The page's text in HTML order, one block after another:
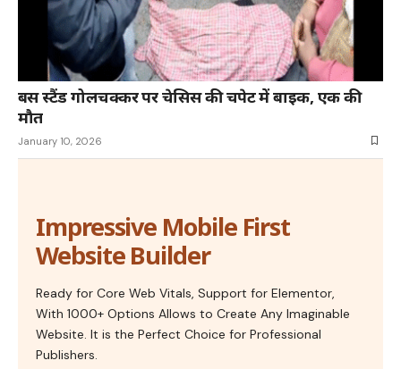
बस स्टैंड गोलचक्कर पर चेसिस की चपेट में बाइक, एक की
मौत
January 10, 2026
Impressive Mobile First
Website Builder
Ready for Core Web Vitals, Support for Elementor,
With 1000+ Options Allows to Create Any Imaginable
Website. It is the Perfect Choice for Professional
Publishers.